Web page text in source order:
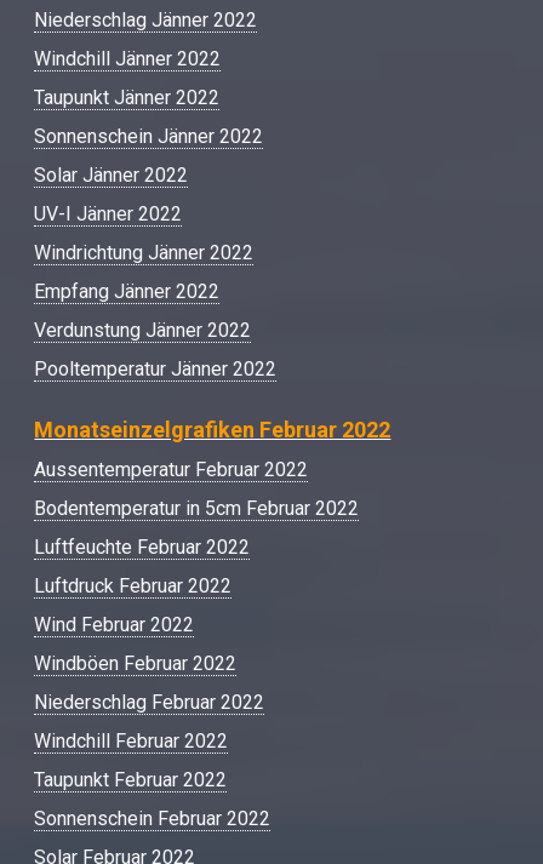
Niederschlag Jänner 2022
Windchill Jänner 2022
Taupunkt Jänner 2022
Sonnenschein Jänner 2022
Solar Jänner 2022
UV-I Jänner 2022
Windrichtung Jänner 2022
Empfang Jänner 2022
Verdunstung Jänner 2022
Pooltemperatur Jänner 2022
Monatseinzelgrafiken Februar 2022
Aussentemperatur Februar 2022
Bodentemperatur in 5cm Februar 2022
Luftfeuchte Februar 2022
Luftdruck Februar 2022
Wind Februar 2022
Windböen Februar 2022
Niederschlag Februar 2022
Windchill Februar 2022
Taupunkt Februar 2022
Sonnenschein Februar 2022
Solar Februar 2022